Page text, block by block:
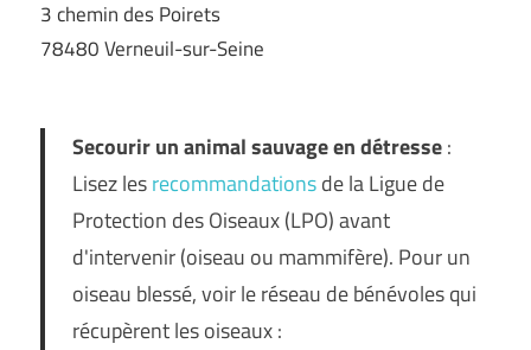
3 chemin des Poirets
78480 Verneuil-sur-Seine
Secourir un animal sauvage en détresse:
Lisez lesrecommandationsde la Ligue de
Protection des Oiseaux (LPO) avant
d'intervenir (oiseau ou mammifère). Pour un
oiseau blessé, voir le réseau de bénévoles qui
récupèrent les oiseaux :